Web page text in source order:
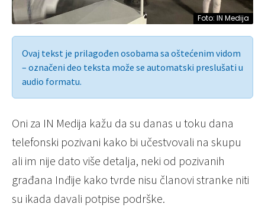
Foto: IN Medija
Ovaj tekst je prilagođen osobama sa oštećenim vidom
– označeni deo teksta može se automatski preslušati u
audio formatu.
Oni za IN Medija kažu da su danas u toku dana
telefonski pozivani kako bi učestvovali na skupu
ali im nije dato više detalja, neki od pozivanih
građana Inđije kako tvrde nisu članovi stranke niti
su ikada davali potpise podrške.